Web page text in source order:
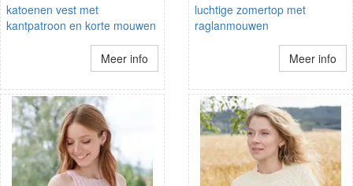
katoenen vest met
kantpatroon en korte mouwen
Meer info
luchtige zomertop met
raglanmouwen
Meer info